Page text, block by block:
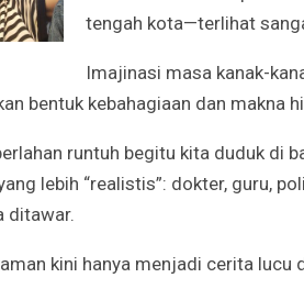
tengah kota—terlihat
Imajinasi masa kanak-
bentuk kebahagiaan dan makna
runtuh begitu kita duduk di
lebih “realistis”: dokter, guru,
ditawar.
kini hanya menjadi cerita lucu